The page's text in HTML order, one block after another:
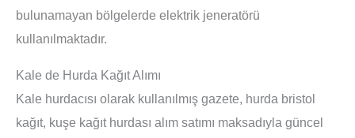
bulunamayan bölgelerde elektrik jeneratörü
kullanılmaktadır.
Kale de Hurda Kağıt Alımı
Kale hurdacısı olarak kullanılmış gazete, hurda bristol
kağıt, kuşe kağıt hurdası alım satımı maksadıyla güncel